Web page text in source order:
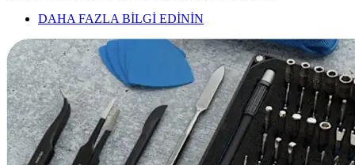
DAHA FAZLA BİLGİ EDİNİN